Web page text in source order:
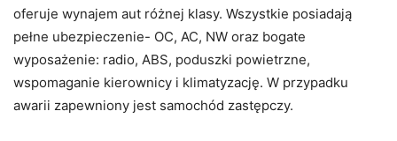
oferuje wynajem aut różnej klasy. Wszystkie posiadają
pełne ubezpieczenie- OC, AC, NW oraz bogate
wyposażenie: radio, ABS, poduszki powietrzne,
wspomaganie kierownicy i klimatyzację. W przypadku
awarii zapewniony jest samochód zastępczy.